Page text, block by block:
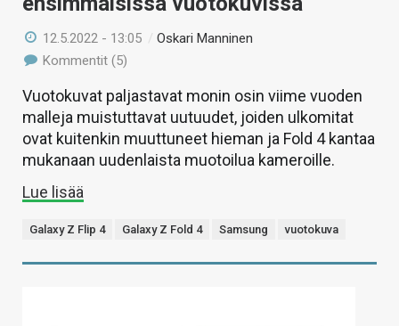
12.5.2022 - 13:05 /Oskari Manninen
Kommentit (5)
Vuotokuvat paljastavat monin osin viime vuoden
malleja muistuttavat uutuudet, joiden ulkomitat
ovat kuitenkin muuttuneet hieman ja Fold 4 kantaa
mukanaan uudenlaista muotoilua kameroille.
Lue lisää
Galaxy Z Flip 4 Galaxy Z Fold 4 Samsung vuotokuva